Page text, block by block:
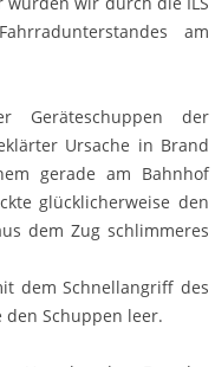
am
Geräteschuppen der
Ursache in Brand
gerade am Bahnhof
glücklicherweise den
dem Zug schlimmeres
dem Schnellangriff des
Schuppen leer.